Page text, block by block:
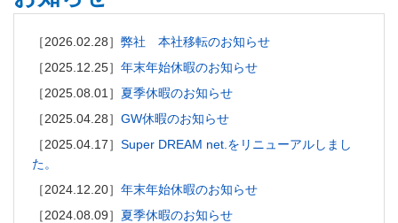
［2026.02.28］ 弊社 本社移転のお知らせ
［2025.12.25］ 年末年始休暇のお知らせ
［2025.08.01］ 夏季休暇のお知らせ
［2025.04.28］ GW休暇のお知らせ
［2025.04.17］ Super DREAM net.をリニューアルしまし
た。
［2024.12.20］ 年末年始休暇のお知らせ
［2024.08.09］ 夏季休暇のお知らせ